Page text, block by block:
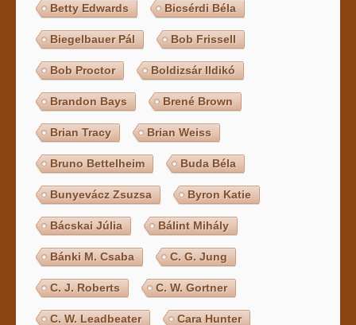
Betty Edwards Bicsérdi Béla
Biegelbauer Pál Bob Frissell
Bob Proctor Boldizsár Ildikó
Brandon Bays Brené Brown
Brian Tracy Brian Weiss
Bruno Bettelheim Buda Béla
Bunyevácz Zsuzsa Byron Katie
Bácskai Júlia Bálint Mihály
Bánki M. Csaba C. G. Jung
C. J. Roberts C. W. Gortner
C. W. Leadbeater Cara Hunter